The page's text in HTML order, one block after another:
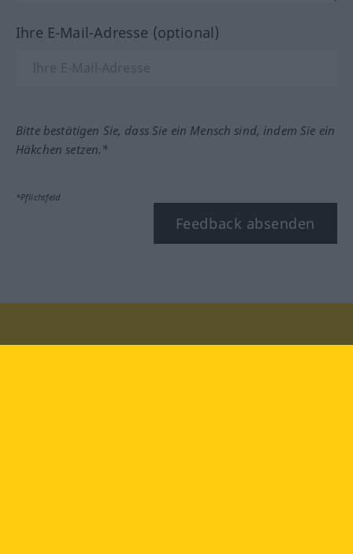
Ihre E-Mail-Adresse (optional)
Bitte bestätigen Sie, dass Sie ein Mensch sind, indem Sie ein
Häkchen setzen.*
*Pflichtfeld
Feedback absenden
Besuchen Sie uns auf: